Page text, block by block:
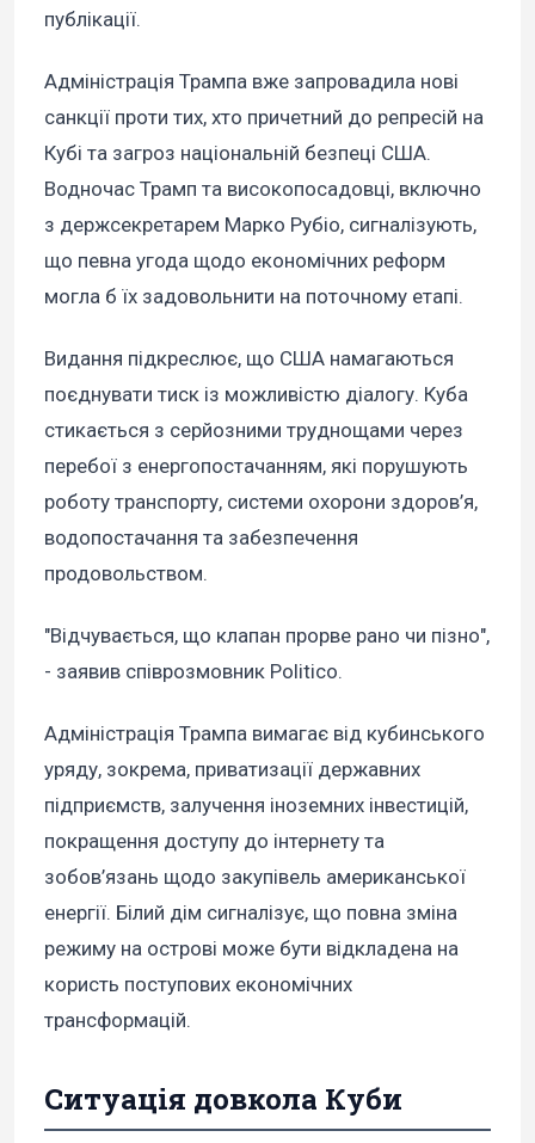
публікації.
Адміністрація Трампа вже запровадила нові
санкції проти тих, хто причетний до репресій на
Кубі та загроз національній безпеці США.
Водночас Трамп та високопосадовці, включно
з держсекретарем Марко Рубіо, сигналізують,
що певна угода щодо економічних реформ
могла б їх задовольнити на поточному етапі.
Видання підкреслює, що США намагаються
поєднувати тиск із можливістю діалогу. Куба
стикається з серйозними труднощами через
перебої з енергопостачанням, які порушують
роботу транспорту, системи охорони здоров’я,
водопостачання та забезпечення
продовольством.
"Відчувається, що клапан прорве рано чи пізно",
- заявив співрозмовник Politico.
Адміністрація Трампа вимагає від кубинського
уряду, зокрема, приватизації державних
підприємств, залучення іноземних інвестицій,
покращення доступу до інтернету та
зобов’язань щодо закупівель американської
енергії. Білий дім сигналізує, що повна зміна
режиму на острові може бути відкладена на
користь поступових економічних
трансформацій.
Ситуація довкола Куби